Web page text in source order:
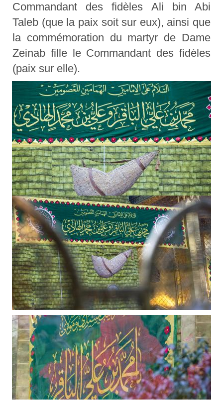
Commandant des fidèles Ali bin Abi
Taleb (que la paix soit sur eux), ainsi que
la commémoration du martyr de Dame
Zeinab fille le Commandant des fidèles
(paix sur elle).